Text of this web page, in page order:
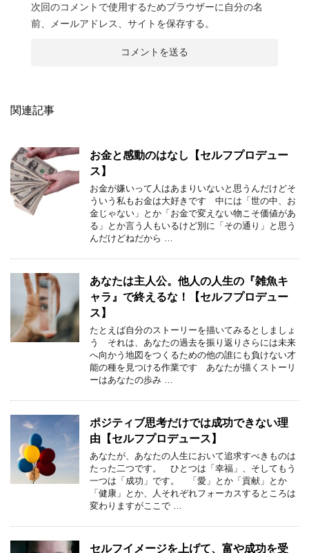
次回のコメントで使用するためブラウザーに自分の名
前、メールアドレス、サイトを保存する。
関連記事
お金と感動のはなし【セルフプロデュー
ス】
お金が嫌いって人はあまりいないと思うんだけどそ
ういう私もお金は大好きです 中には「世の中、お
金じゃない」とか「お金で変えない物こそ価値があ
る」とか言う人もいるけど別に「その通り」と思う
んだけどねだから …
あなたは主人公。他人の人生の『雑魚キ
ャラ』で終えるな！【セルフプロデュー
ス】
たとえば自分のストーリーを描いてみるとしましょ
う それは、あなたの過去を振り返りさらには未来
へ向かう地図をつくるための他の誰にも負けない才
能の種を見つける作業です あなたが描くストーリ
ーはあなたの歩み …
ポジティブ思考だけでは成功できない理
由【セルフプロデュース】
あなたが、あなたの人生において追求すべきものは
たった二つです。 ひとつは「幸福」、そしてもう
一つは「成功」です。 「愛」とか「貢献」とか
「健康」とか、人それぞれフォーカスするところは
変わりますがここで …
セルフイメージを上げて、富や成功を受